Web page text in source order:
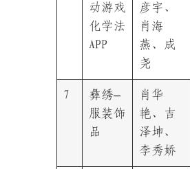
动游戏
化学法
APP
彦宇、
肖海
燕、成
尧
7
彝绣–
服装饰
品
肖华
艳、吉
泽坤、
李秀娇